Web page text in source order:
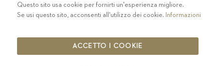
PRIVACY-COLOPHON - COOKIE POLICY
CODICE ETICO
IT00126670215
Questo sito usa cookie per fornirti un'esperienza migliore.
Se usi questo sito, acconsenti all'utilizzo dei cookie. Informazioni
ACCETTO I COOKIE